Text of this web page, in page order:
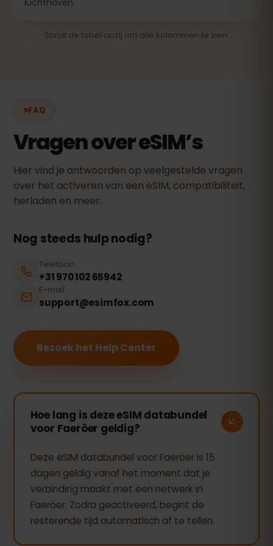
Scroll de tabel opzij om alle kolommen te zien.
FAQ
Vragen over eSIM’s
Hier vind je antwoorden op veelgestelde vragen
over het activeren van een eSIM, compatibiliteit,
herladen en meer.
Nog steeds hulp nodig?
Telefoon
+31 970 102 65942
E-mail
support@esimfox.com
Bezoek het Help Center
Hoe lang is deze eSIM databundel
voor Faeröer geldig?
Deze eSIM databundel voor Faeröer is 15
dagen geldig vanaf het moment dat je
verbinding maakt met een netwerk in
Faeröer. Zodra geactiveerd, begint de
resterende tijd automatisch af te tellen.